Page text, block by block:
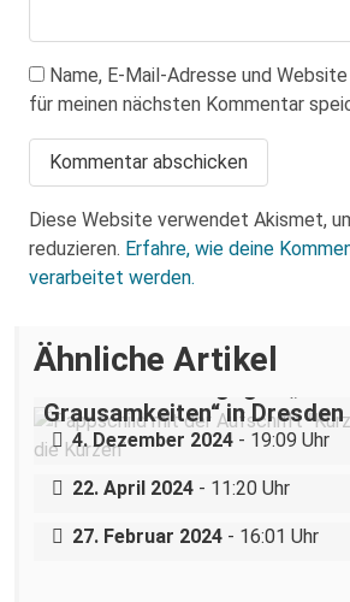
Name, E-Mail-Adresse und
für meinen nächsten Kommentar
Diese Website verwendet Akismet,
reduzieren. Erfahre, wie deine
verarbeitet werden.
Ähnliche Artikel
„Teilhabe ist nicht
Grausamkeiten“ in Dresden
4. Dezember 2024 - 19:09 Uhr
Bundespolizei lässt
reisen und angreifen
22. April 2024 - 11:20 Uhr
Das Gewaltmonopol im
Landesjugendamt will
27. Februar 2024 - 16:01 Uhr